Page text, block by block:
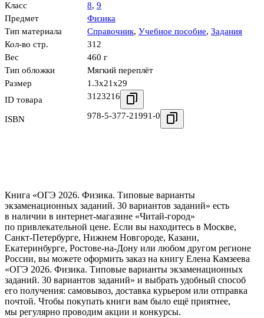
Класс 8, 9
Предмет
Физика
Тип материала
Справочник, Учебное пособие, Задания
Кол-во стр.
312
Вес
460 г
Тип обложки
Мягкий переплёт
Размер
1.3x21x29
ID товара
3123216
ISBN 978-5-377-21991-0
Книга «ОГЭ 2026. Физика. Типовые варианты
экзаменационных заданий. 30 вариантов заданий» есть
в наличии в интернет-магазине «Читай-город»
по привлекательной цене. Если вы находитесь в Москве,
Санкт-Петербурге, Нижнем Новгороде, Казани,
Екатеринбурге, Ростове-на-Дону или любом другом регионе
России, вы можете оформить заказ на книгу Елена Камзеева
«ОГЭ 2026. Физика. Типовые варианты экзаменационных
заданий. 30 вариантов заданий» и выбрать удобный способ
его получения: самовывоз, доставка курьером или отправка
почтой. Чтобы покупать книги вам было ещё приятнее,
мы регулярно проводим акции и конкурсы.